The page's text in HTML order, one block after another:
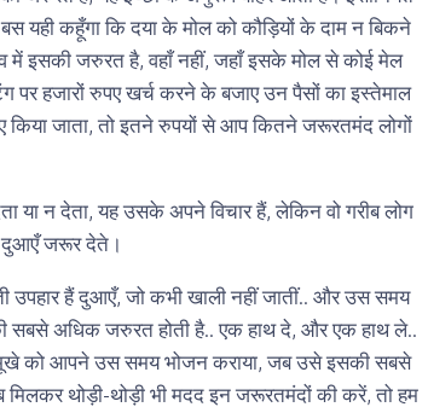
यही कहूँगा कि दया के मोल को कौड़ियों के दाम न बिकने
में इसकी जरुरत है, वहाँ नहीं, जहाँ इसके मोल से कोई मेल
पर हजारों रुपए खर्च करने के बजाए उन पैसों का इस्तेमाल
किया जाता, तो इतने रुपयों से आप कितने जरूरतमंद लोगों
या न देता, यह उसके अपने विचार हैं, लेकिन वो गरीब लोग
दुआएँ जरूर देते।
उपहार हैं दुआएँ, जो कभी खाली नहीं जातीं.. और उस समय
अधिक जरुरत होती है.. एक हाथ दे, और एक हाथ ले..
को आपने उस समय भोजन कराया, जब उसे इसकी सबसे
थोड़ी-थोड़ी भी मदद इन जरूरतमंदों की करें, तो हम